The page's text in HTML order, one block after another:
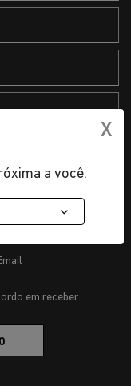
em receber
X
a você.